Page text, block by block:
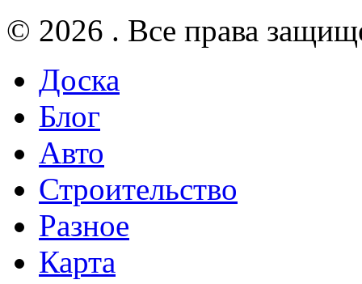
© 2026 . Все права
Доска
Блог
Авто
Строительство
Разное
Карта